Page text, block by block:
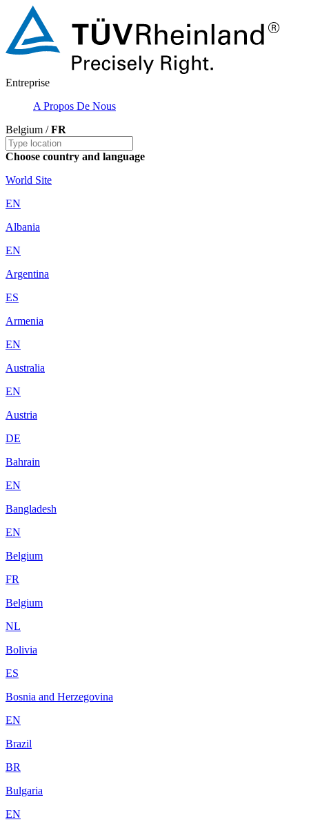
Entreprise
A Propos De Nous
Belgium /FR
Choose country and language
World Site
EN
Albania
EN
Argentina
ES
Armenia
EN
Australia
EN
Austria
DE
Bahrain
EN
Bangladesh
EN
Belgium
FR
Belgium
NL
Bolivia
ES
Bosnia and Herzegovina
EN
Brazil
BR
Bulgaria
EN